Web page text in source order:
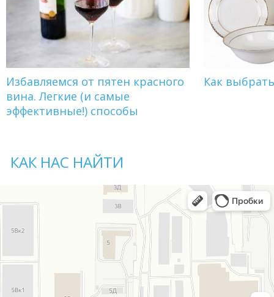
Избавляемся от пятен красного
вина. Легкие (и самые
эффективные!) способы
Как
КАК НАС НАЙТИ